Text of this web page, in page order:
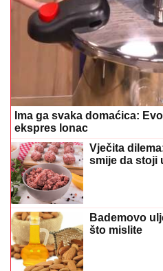
Ima ga svaka domaćica:
ekspres lonac
Vječita
smije da stoji
Bademovo
što mislite